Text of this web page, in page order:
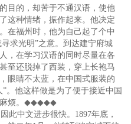
目的，却苦于不通汉语，使他
这种情绪，振作起来。他决定
在福州时，他为自己起了个中
求光明”之意。到达建宁府城
，在学习汉语的同时尽量在各
至还脱掉了西装，穿上长袍马
眼睛不太蓝，在中国式服装的
。他这样做是为了便于接近中国
烦。 ◆◆◆◆◆
中文进步很快。1897年底，